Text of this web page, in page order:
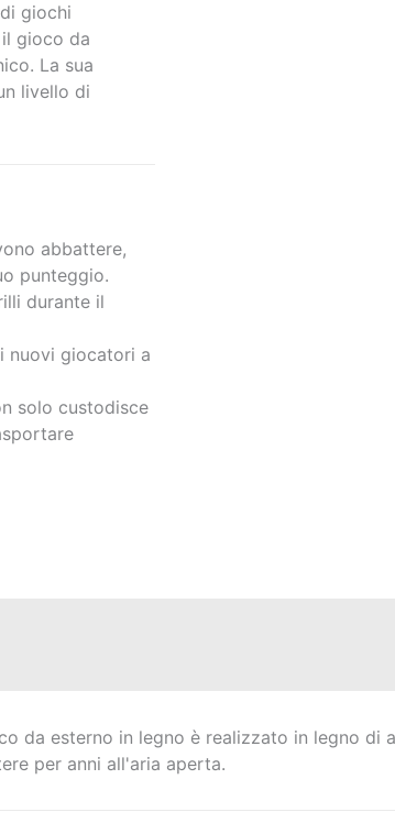
giochi
gioco da
La sua
livello di
abbattere,
punteggio.
durante il
nuovi giocatori a
solo custodisce
da esterno in legno è realizzato in legno di
per anni all'aria aperta.